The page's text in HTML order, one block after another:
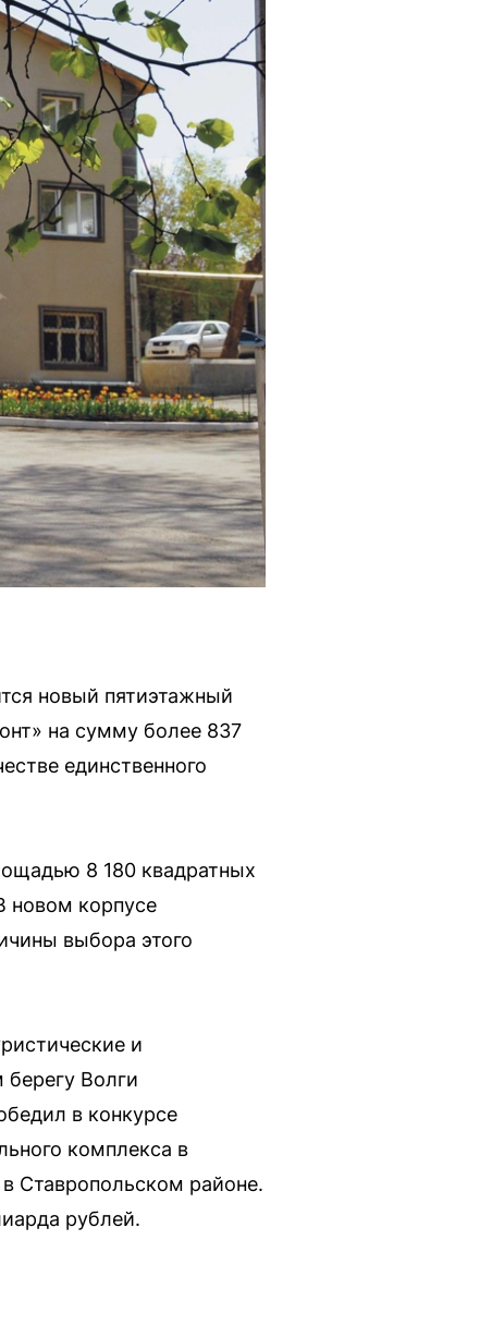
новый пятиэтажный
на сумму более 837
единственного
8 180 квадратных
новом корпусе
выбора этого
и
Волги
в конкурсе
комплекса в
Ставропольском районе.
рублей.